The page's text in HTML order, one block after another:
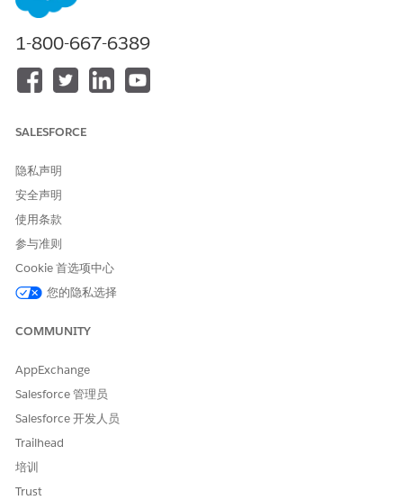
Flexcard 版本。客户可以复制 Omnistudio 组件来扩展和修改
适用于 Automotive Scheduler 的预定义 OmniScript
OmniScript 是一个指导流，它帮助用户通过几个简单的步骤完
用 OmniScript 构建。这些 OmniScript 还包括两个可重用的
要修改指导流的计划逻辑、验证或外观，请自定义 4 个预定义
的 OmniScript。
适用于 Automotive Scheduler 的预定义 FlexCard
FlexCard 以基于 OmniScript 的流显示信息，并帮助用户在屏
多个 Flexcard，它们确定了流中各个步骤的外观和感觉。如果
您想要修改向用户显示的信息类型和内容的通用格式，请自定义
集成程序帮助您保存、检索和操作数据，以便在 OmniScript 中
使用。用于安排试驾和车辆服务预约的引导流都包含多个集成程
序。集成程序处理来自多个来源的数据，并使用多个
DataRaptor 将转换后的数据发送到 Salesforce Scheduler
API。如果您想要修改发送到 API 的数据类型，请自定义预定义
集成程序。
适用于 Automotive Scheduler 的预定义 Omnistudio 数据映
1-800-667-6389
SALESFORCE
隐私声明
安全声明
使用条款
参与准则
Cookie 首选项中心
您的隐私选择
COMMUNITY
AppExchange
Salesforce 管理员
Salesforce 开发人员
Trailhead
培训
Trust